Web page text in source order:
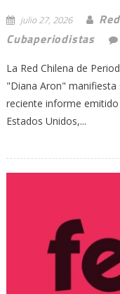
julio 27, 2026
Cubaperiodistas
La Red Chilena de
"Diana Aron"
reciente informe
Estados Unidos,...